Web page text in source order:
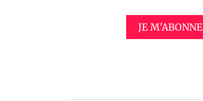
JE M'ABONNE